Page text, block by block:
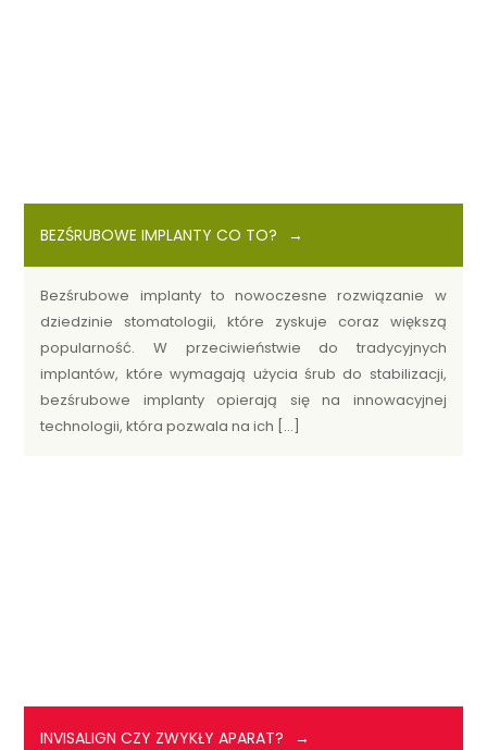
BEZŚRUBOWE IMPLANTY CO TO?
Bezśrubowe implanty to nowoczesne rozwiązanie w
dziedzinie stomatologii, które zyskuje coraz większą
popularność. W przeciwieństwie do tradycyjnych
implantów, które wymagają użycia śrub do stabilizacji,
bezśrubowe implanty opierają się na innowacyjnej
technologii, która pozwala na ich […]
INVISALIGN CZY ZWYKŁY APARAT?